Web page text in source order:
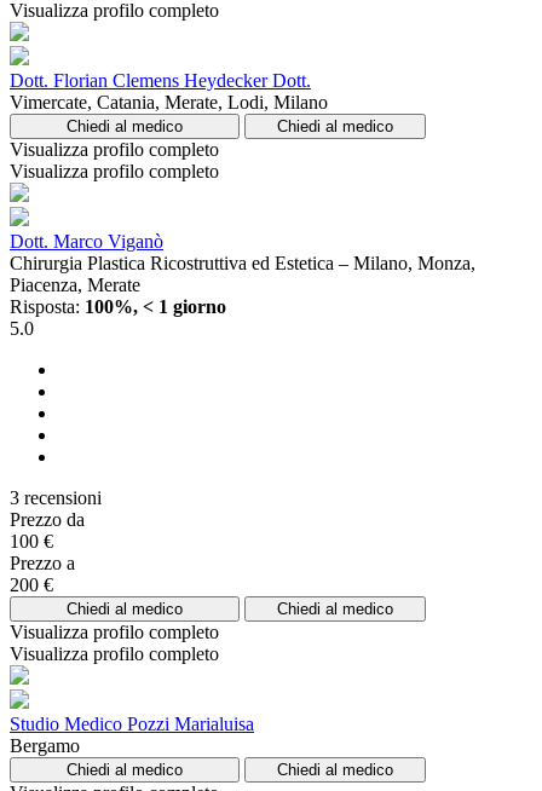
Visualizza profilo completo
Dott. Florian Clemens Heydecker Dott.
Vimercate, Catania, Merate, Lodi, Milano
Chiedi al medico Chiedi al medico
Visualizza profilo completo
Visualizza profilo completo
Dott. Marco Viganò
Chirurgia Plastica Ricostruttiva ed Estetica – Milano, Monza,
Piacenza, Merate
Risposta: 100%, < 1 giorno
5.0
3 recensioni
Prezzo da
100 €
Prezzo a
200 €
Chiedi al medico Chiedi al medico
Visualizza profilo completo
Visualizza profilo completo
Studio Medico Pozzi Marialuisa
Bergamo
Chiedi al medico Chiedi al medico